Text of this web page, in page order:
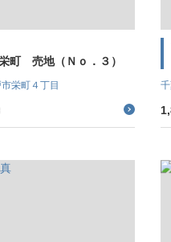
町 売地（Ｎｏ．３）
栄町４丁目